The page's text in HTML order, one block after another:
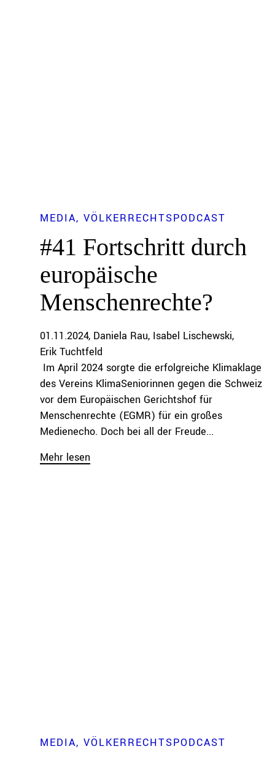
MEDIA VÖLKERRECHTSPODCAST
#41 Fortschritt durch
europäische
Menschenrechte?
01.11.2024 Daniela Rau Isabel Lischewski
Erik Tuchtfeld
Im April 2024 sorgte die erfolgreiche Klimaklage
des ⁠Vereins KlimaSeniorinnen⁠ gegen die Schweiz
vor dem Europäischen Gerichtshof für
Menschenrechte (EGMR) für ein großes
Medienecho. Doch bei all der Freude...
Mehr lesen
MEDIA VÖLKERRECHTSPODCAST